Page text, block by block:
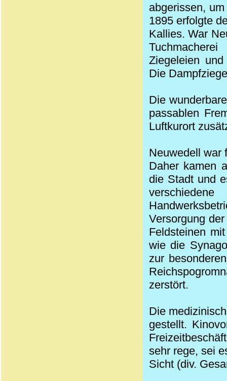
abgerissen,
1895 erfolgte
Kallies. War
Ziegeleien
Die
Die
passablen
Luftkurort
Neuwedell war
Daher kamen
die Stadt und
Versorgung
Feldsteinen
wie die
zur
zerstört.
Die
gestellt.
sehr rege, sei
Sicht (div.